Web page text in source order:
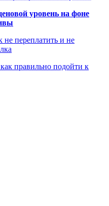
уровень на фоне
не переплатить и не
правильно подойти к